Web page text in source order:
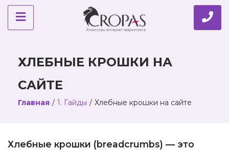
ХЛЕБНЫЕ КРОШКИ НА
САЙТЕ
Главная / 1. Гайды / Хлебные крошки на сайте
Хлебные крошки (breadcrumbs) — это